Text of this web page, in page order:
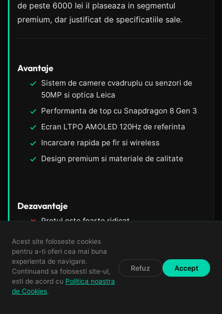
de peste 6000 lei il plaseaza in segmentul
premium, dar justificat de specificatiile sale.
Avantaje
Sistem de camere cvadruplu cu senzori de
50MP si optica Leica
Performanta de top cu Snapdragon 8 Gen 3
Ecran LTPO AMOLED 120Hz de referinta
Incarcare rapida pe fir si wireless
Design premium si materiale de calitate
Dezavantaje
Pretul este foarte ridicat
Poate fi voluminos si greu pentru unii
utilizatori
Software-ul inca poate avea bug-uri
ocazionale
Nu suporta card microSD
Acest site foloseste cookies
pentru a-ti oferi cea mai buna
experienta de navigare.
Continuand sa folosesti site-ul,
esti de acord cu Politica noastra
de Cookies.
Refuz Accept